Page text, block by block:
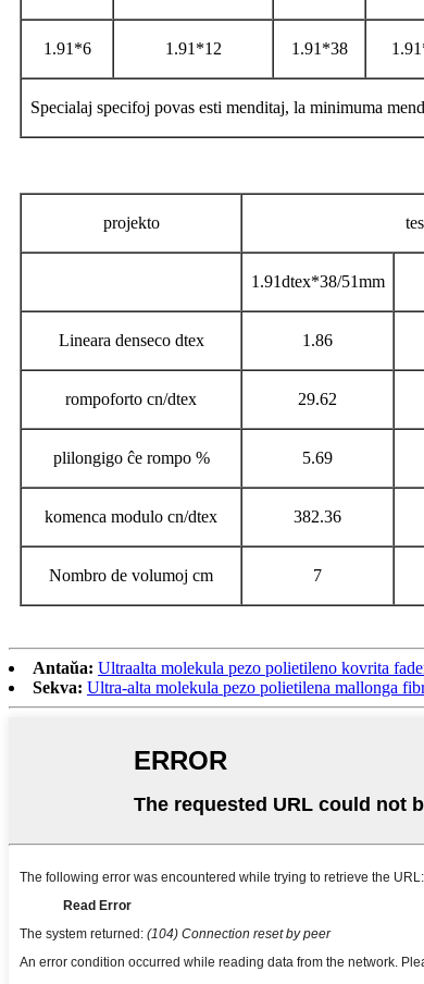
1.91*6 1.91*12 1.91*38
Specialaj specifoj povas esti menditaj, la minimuma
projekto
1.91dtex*38/51mm
Lineara denseco dtex 1.86
rompoforto cn/dtex 29.62
plilongigo ĉe rompo % 5.69
komenca modulo cn/dtex 382.36
Nombro de volumoj cm 7
Antaŭa: Ultraalta molekula pezo polietileno kovrita
Sekva: Ultra-alta molekula pezo polietilena mallonga